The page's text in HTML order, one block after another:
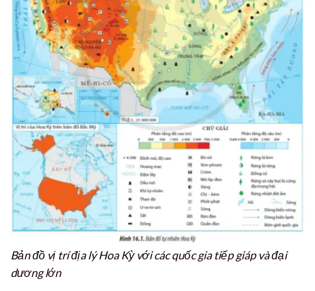
Bản đồ vị trí địa lý Hoa Kỳ với các quốc gia tiếp giáp và đại
dương lớn